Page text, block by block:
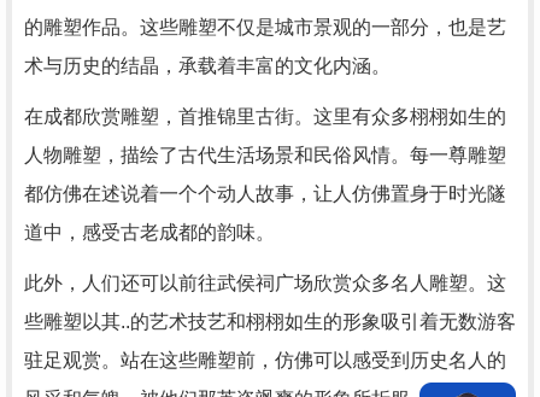
的雕塑作品。这些雕塑不仅是城市景观的一部分，也是艺
术与历史的结晶，承载着丰富的文化内涵。
在成都欣赏雕塑，首推锦里古街。这里有众多栩栩如生的
人物雕塑，描绘了古代生活场景和民俗风情。每一尊雕塑
都仿佛在述说着一个个动人故事，让人仿佛置身于时光隧
道中，感受古老成都的韵味。
此外，人们还可以前往武侯祠广场欣赏众多名人雕塑。这
些雕塑以其..的艺术技艺和栩栩如生的形象吸引着无数游客
驻足观赏。站在这些雕塑前，仿佛可以感受到历史名人的